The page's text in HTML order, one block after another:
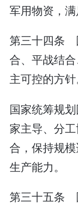
军用物资，满
第三十四条
合、平战结
主可控的方针
国家统筹规
家主导、分
合，保持规
生产能力。
第三十五条